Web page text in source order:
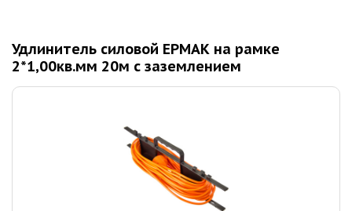
Удлинитель силовой ЕРМАК на рамке
2*1,00кв.мм 20м с заземлением